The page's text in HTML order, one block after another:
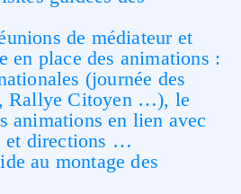
de médiateur et
en place des animations :
(journée des
Rallye Citoyen …), le
animations en lien avec
et directions …
au montage des